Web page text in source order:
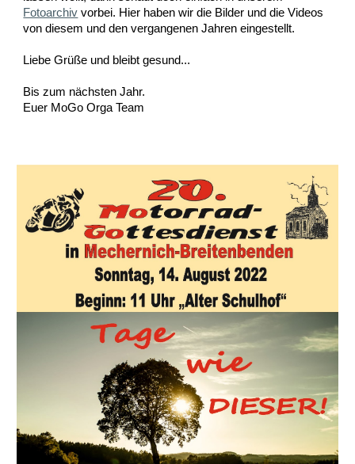
Fotoarchiv vorbei. Hier haben wir die Bilder und die Videos
von diesem und den vergangenen Jahren eingestellt.
Liebe Grüße und bleibt gesund...
Bis zum nächsten Jahr.
Euer MoGo Orga Team